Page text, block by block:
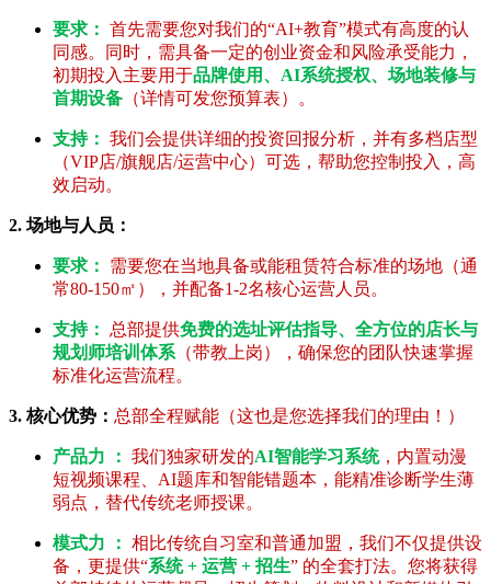
要求： 首先需要您对我们的“AI+教育”模式有高度的认
同感。同时，需具备一定的创业资金和风险承受能力，
初期投入主要用于品牌使用、AI系统授权、场地装修与
首期设备 （详情可发您预算表）。
支持： 我们会提供详细的投资回报分析，并有多档店型
（VIP店/旗舰店/运营中心）可选，帮助您控制投入，高
效启动。
2. 场地与人员：
要求：
需要您在当地具备或能租赁符合标准的场地（通
常80-150㎡），并配备1-2名核心运营人员。
支持： 总部提供免费的选址评估指导、全方位的店长与
规划师培训体系 （带教上岗），确保您的团队快速掌握
标准化运营流程。
3. 核心优势： 总部全程赋能（这也是您选择我们的理由！）
产品力 ： 我们独家研发的AI智能学习系统，内置动漫
短视频课程、AI题库和智能错题本，能精准诊断学生薄
弱点，替代传统老师授课。
模式力 ： 相比传统自习室和普通加盟，我们不仅提供设
备，更提供“系统 + 运营 + 招生” 的全套打法。您将获得